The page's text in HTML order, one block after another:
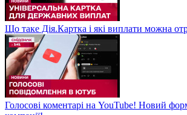
Що таке Дія.Картка і які виплати можна
Голосові коментарі на YouTube! Новий